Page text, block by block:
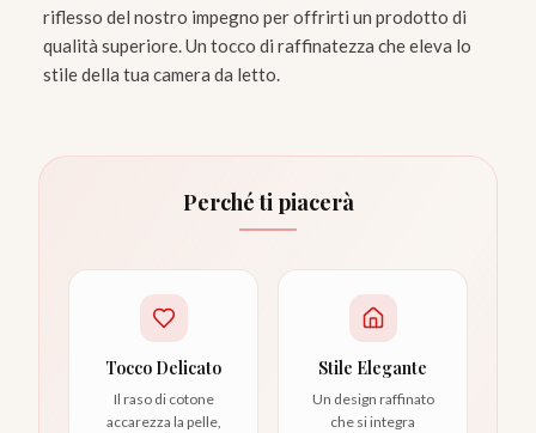
riflesso del nostro impegno per offrirti un prodotto di
qualità superiore. Un tocco di raffinatezza che eleva lo
stile della tua camera da letto.
Perché ti piacerà
Tocco Delicato
Il raso di cotone
accarezza la pelle,
Stile Elegante
Un design raffinato
che si integra